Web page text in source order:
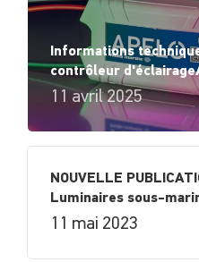
Informations
contrôleur
11 avril 2025
NOUVELLE
Luminaires sous-
11 mai 2023